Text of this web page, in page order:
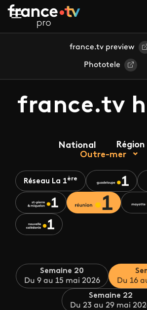
Aller au contenu principal
france.tv preview
Phototele
france.tv
National
Région
Outre-mer
Réseau La 1ère
Semaine 20
Du 9 au 15 mai 2026
Du 16
Semaine 22
Du 23 au 29 mai